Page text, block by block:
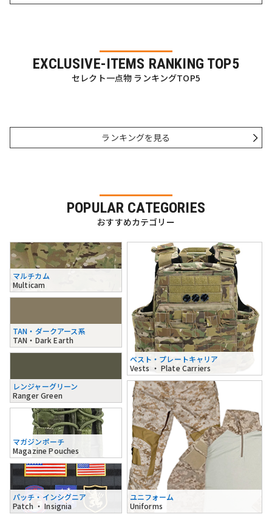
EXCLUSIVE-ITEMS RANKING TOP5
セレクト一点物 ランキングTOP5
ランキングを見る
POPULAR CATEGORIES
おすすめカテゴリー
マルチカム
Multicam
TAN・ダークアース系
TAN・Dark Earth
レンジャーグリーン
Ranger Green
ベスト・プレートキャリア
Vests ・ Plate Carriers
マガジンポーチ
Magazine Pouches
パッチ・インシグニア
Patch ・ Insignia
ユニフォーム
Uniforms